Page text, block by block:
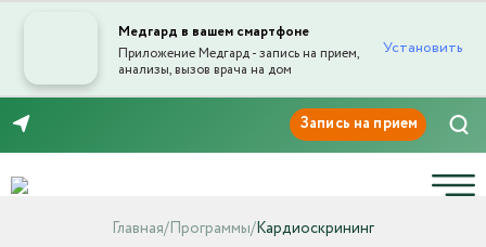
Медгард в вашем смартфоне
Приложение Медгард - запись на прием,
анализы, вызов врача на дом
Установить
Главная/Программы/Кардиоскрининг